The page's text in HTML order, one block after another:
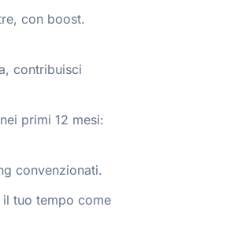
con boost.
contribuisci
primi 12 mesi:
convenzionati.
tuo tempo come